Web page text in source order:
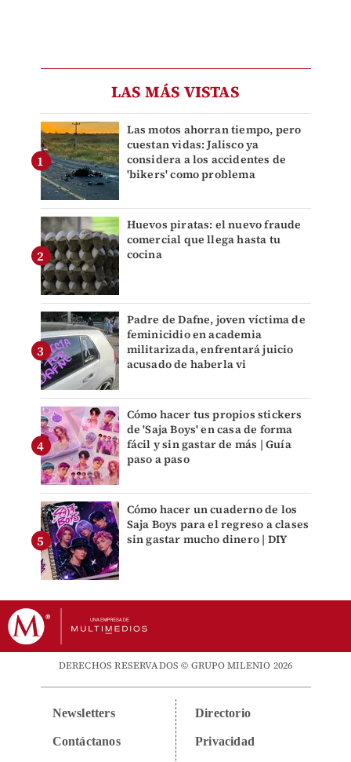
LAS MÁS VISTAS
Las motos ahorran tiempo, pero
cuestan vidas: Jalisco ya
considera a los accidentes de
'bikers' como problema
Huevos piratas: el nuevo fraude
comercial que llega hasta tu
cocina
Padre de Dafne, joven víctima de
feminicidio en academia
militarizada, enfrentará juicio
acusado de haberla vi
Cómo hacer tus propios stickers
de 'Saja Boys' en casa de forma
fácil y sin gastar de más | Guía
paso a paso
Cómo hacer un cuaderno de los
Saja Boys para el regreso a clases
sin gastar mucho dinero | DIY
DERECHOS RESERVADOS © GRUPO MILENIO 2026
Newsletters
Contáctanos
Directorio
Privacidad